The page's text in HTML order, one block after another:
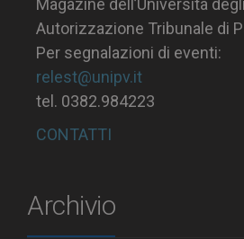
Magazine dell’Università
Autorizzazione Tribunale di
Per segnalazioni di eventi:
relest@unipv.it
tel. 0382.984223
CONTATTI
Archivio